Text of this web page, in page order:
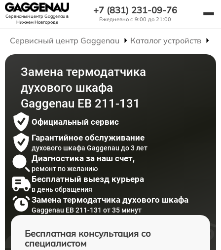
Сервисный центр Gaggenauв
Нижнем Новгороде
+7 (831) 231-09-76
Ежедневно с 9:00 до 21:00
Сервисный центр Gaggenau Каталог устройств
Замена термодатчика
духового шкафа
Gaggenau EB 211-131
Официальный сервис
Гарантийное обслуживание
духового шкафа Gaggenau до 3 лет
Диагностика за наш счет,
ремонт по желанию
Бесплатный выезд курьера
в день обращения
Замена термодатчика духового шкафа
Gaggenau EB 211-131 от 35 минут
Бесплатная консультация со
специалистом